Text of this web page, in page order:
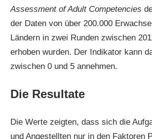
Assessment of Adult Competencies
der Daten von über 200.000
Ländern in zwei Runden zwischen
erhoben wurden. Der Indikator kann
zwischen 0 und 5 annehmen.
Die Resultate
Die Werte zeigten, dass sich die
und Angestellten nur in den Faktoren